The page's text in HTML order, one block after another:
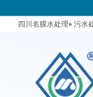
四川名膜水处理» 污水